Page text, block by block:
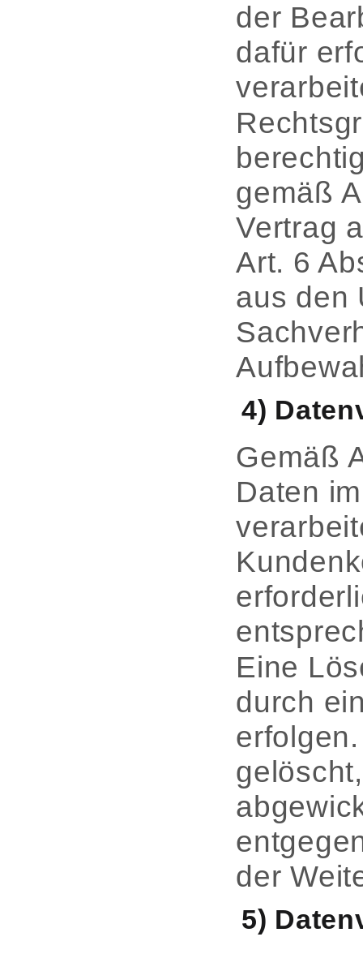
der
dafür
gemäß
Vertrag
Art. 6
aus den
4)
Gemäß
Daten
Eine
durch
der
5)